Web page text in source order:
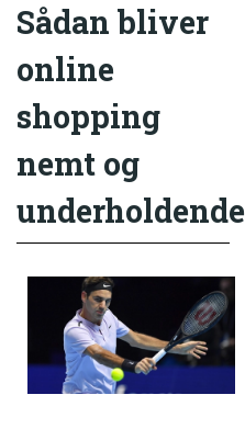
Sådan bliver
online
shopping
nemt og
underholdende